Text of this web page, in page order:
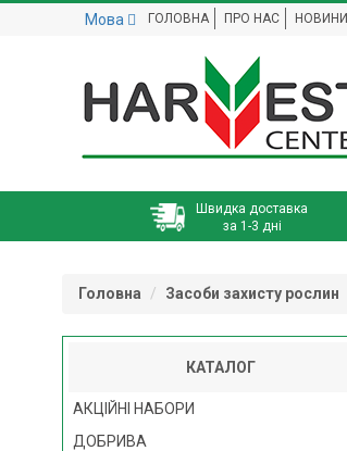
Мова ГОЛОВНА ПРО НАС НОВИНИ
Швидка доставка
за 1-3 дні
Головна Засоби захисту рослин
КАТАЛОГ
АКЦІЙНІ НАБОРИ
ДОБРИВА